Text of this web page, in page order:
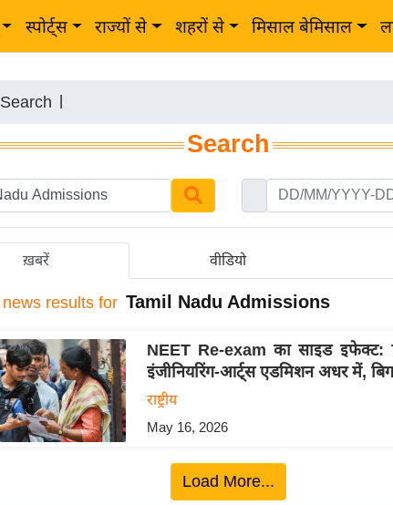
स्पोर्ट्स राज्यों से शहरों से मिसाल बेमिसाल
Search
Search
ख़बरें वीडियो
news results for Tamil Nadu Admissions
NEET Re-exam का साइड
इंजीनियरिंग-आर्ट्स एडमिशन अधर में,
राष्ट्रीय
May 16, 2026
Load More...